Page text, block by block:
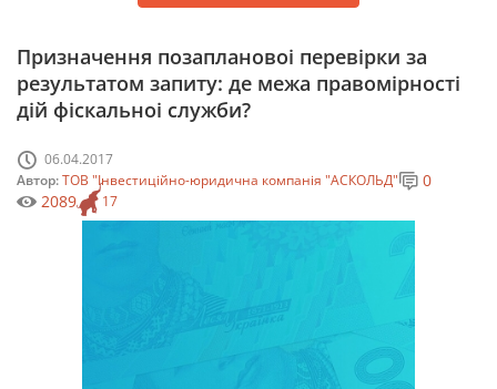
Призначення позаплановоі перевірки за
результатом запиту: де межа правомірності
дій фіскальноі служби?
06.04.2017
Автор:ТОВ "Інвестиційно-юридична компанія "АСКОЛЬД"
17
0
2089